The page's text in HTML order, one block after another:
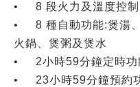
•
8 段火力及溫度控制
•
8 種自動功能:煲湯
火鍋、煲粥及煲水
•
2小時59分鐘定時功
•
23小時59分鐘預約